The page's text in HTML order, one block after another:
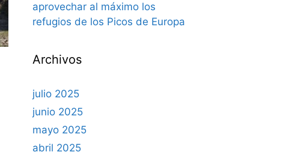
aprovechar al máximo los
refugios de los Picos de Europa
Archivos
julio 2025
junio 2025
mayo 2025
abril 2025